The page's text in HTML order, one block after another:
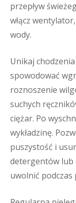
przepływ
włącz
wody.
Unikaj
spowodować
roznoszenie
suchych
ciężar. Po
wykładzinę.
puszystość i
detergentów lub
uwolnić podczas